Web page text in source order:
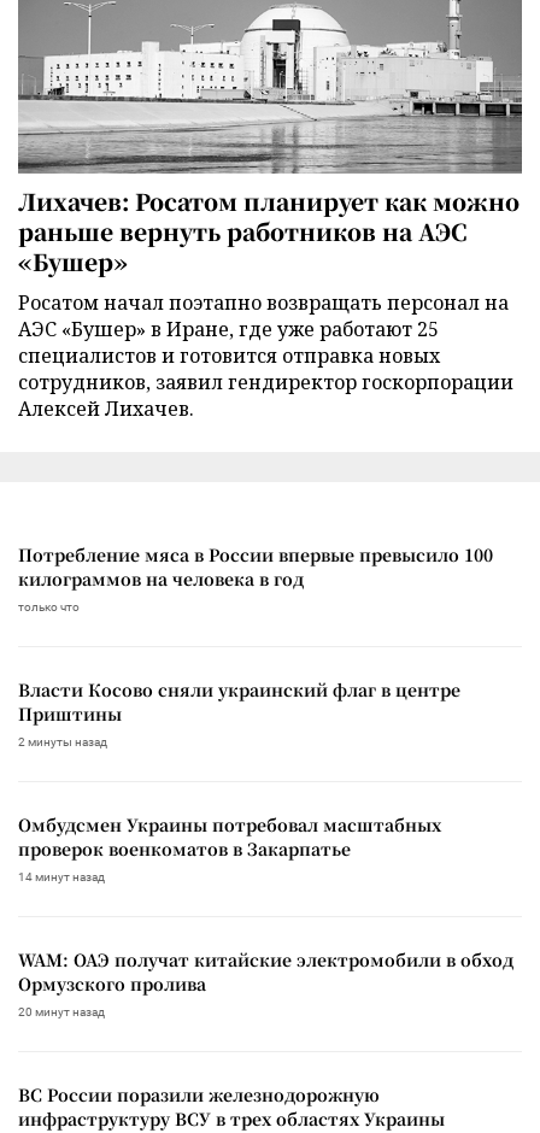
Лихачев: Росатом планирует как можно
раньше вернуть работников на АЭС
«Бушер»
Росатом начал поэтапно возвращать персонал на
АЭС «Бушер» в Иране, где уже работают 25
специалистов и готовится отправка новых
сотрудников, заявил гендиректор госкорпорации
Алексей Лихачев.
Потребление мяса в России впервые превысило 100
килограммов на человека в год
только что
Власти Косово сняли украинский флаг в центре
Приштины
2 минуты назад
Омбудсмен Украины потребовал масштабных
проверок военкоматов в Закарпатье
14 минут назад
WAM: ОАЭ получат китайские электромобили в обход
Ормузского пролива
20 минут назад
ВС России поразили железнодорожную
инфраструктуру ВСУ в трех областях Украины